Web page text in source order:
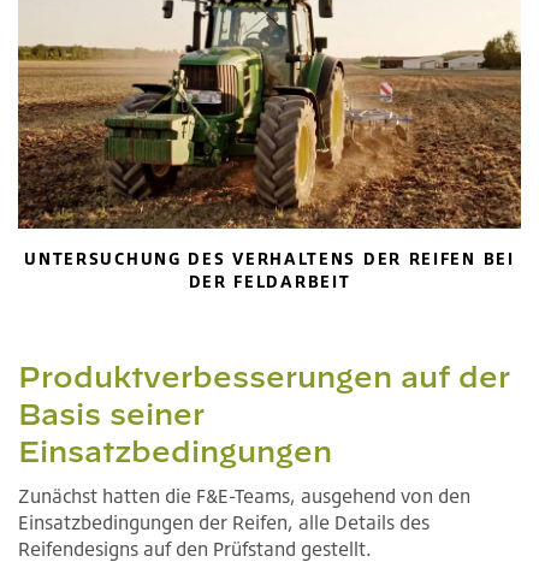
UNTERSUCHUNG DES VERHALTENS DER REIFEN BEI
DER FELDARBEIT
Produktverbesserungen auf der
Basis seiner
Einsatzbedingungen
Zunächst hatten die F&E-Teams, ausgehend von den
Einsatzbedingungen der Reifen, alle Details des
Reifendesigns auf den Prüfstand gestellt.